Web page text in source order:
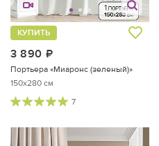
3 890
КУПИТЬ
Портьера «Миаронс (зеленый)»
150x280 см
7